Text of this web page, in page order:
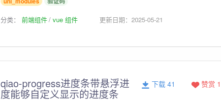
分类： 前端组件 vue 组件 更新日期：2025-05-21
qiao-progress进度条带悬浮进
度能够自定义显示的进度条
赞赏 1
下载 41